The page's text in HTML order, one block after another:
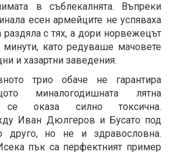
в съблекалнята. Въпреки
есен армейците не успяваха
раздяла с тях, а дори норвежецът
като редуваше мачовете
и хазартни заведения.
трио обаче не гарантира
миналогодишната лятна
оказа силно токсична.
Иван Дюлгеров и Бусато под
друго, но не и здравословна.
пък са перфектният пример